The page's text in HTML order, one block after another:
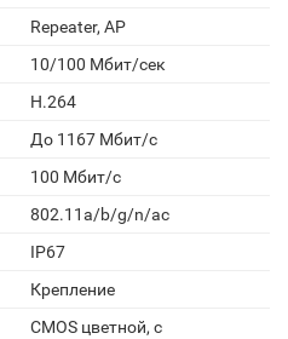
Repeater, AP
10/100 Мбит/сек
H.264
До 1167 Мбит/с
100 Мбит/с
802.11a/b/g/n/ac
IP67
Крепление
CMOS цветной, с